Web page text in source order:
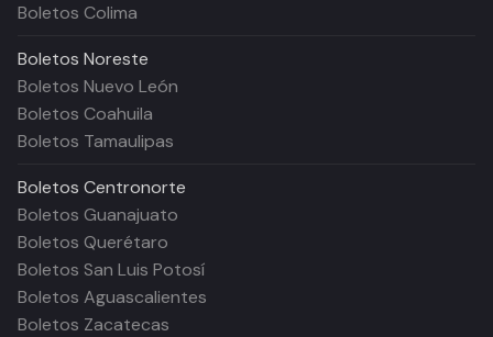
Boletos Colima
Boletos Noreste
Boletos Nuevo León
Boletos Coahuila
Boletos Tamaulipas
Boletos Centronorte
Boletos Guanajuato
Boletos Querétaro
Boletos San Luis Potosí
Boletos Aguascalientes
Boletos Zacatecas